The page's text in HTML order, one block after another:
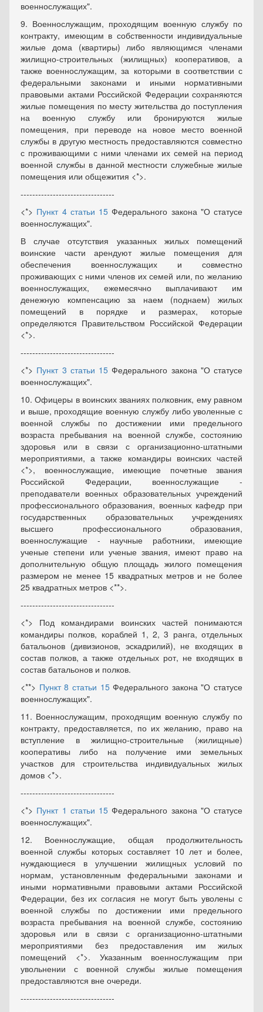
военнослужащих".
9. Военнослужащим, проходящим военную службу по
контракту, имеющим в собственности индивидуальные
жилые дома (квартиры) либо являющимся членами
жилищно-строительных (жилищных) кооперативов, а
также военнослужащим, за которыми в соответствии с
федеральными законами и иными нормативными
правовыми актами Российской Федерации сохраняются
жилые помещения по месту жительства до поступления
на военную службу или бронируются жилые
помещения, при переводе на новое место военной
службы в другую местность предоставляются совместно
с проживающими с ними членами их семей на период
военной службы в данной местности служебные жилые
помещения или общежития <*>.
--------------------------------
<*> Пункт 4 статьи 15 Федерального закона "О статусе
военнослужащих".
В случае отсутствия указанных жилых помещений
воинские части арендуют жилые помещения для
обеспечения военнослужащих и совместно
проживающих с ними членов их семей или, по желанию
военнослужащих, ежемесячно выплачивают им
денежную компенсацию за наем (поднаем) жилых
помещений в порядке и размерах, которые
определяются Правительством Российской Федерации
<*>.
--------------------------------
<*> Пункт 3 статьи 15 Федерального закона "О статусе
военнослужащих".
10. Офицеры в воинских званиях полковник, ему равном
и выше, проходящие военную службу либо уволенные с
военной службы по достижении ими предельного
возраста пребывания на военной службе, состоянию
здоровья или в связи с организационно-штатными
мероприятиями, а также командиры воинских частей
<*>, военнослужащие, имеющие почетные звания
Российской Федерации, военнослужащие -
преподаватели военных образовательных учреждений
профессионального образования, военных кафедр при
государственных образовательных учреждениях
высшего профессионального образования,
военнослужащие - научные работники, имеющие
ученые степени или ученые звания, имеют право на
дополнительную общую площадь жилого помещения
размером не менее 15 квадратных метров и не более
25 квадратных метров <**>.
--------------------------------
<*> Под командирами воинских частей понимаются
командиры полков, кораблей 1, 2, 3 ранга, отдельных
батальонов (дивизионов, эскадрилий), не входящих в
состав полков, а также отдельных рот, не входящих в
состав батальонов и полков.
<**> Пункт 8 статьи 15Федерального закона "О статусе
военнослужащих".
11. Военнослужащим, проходящим военную службу по
контракту, предоставляется, по их желанию, право на
вступление в жилищно-строительные (жилищные)
кооперативы либо на получение ими земельных
участков для строительства индивидуальных жилых
домов <*>.
--------------------------------
<*> Пункт 1 статьи 15 Федерального закона "О статусе
военнослужащих".
12. Военнослужащие, общая продолжительность
военной службы которых составляет 10 лет и более,
нуждающиеся в улучшении жилищных условий по
нормам, установленным федеральными законами и
иными нормативными правовыми актами Российской
Федерации, без их согласия не могут быть уволены с
военной службы по достижении ими предельного
возраста пребывания на военной службе, состоянию
здоровья или в связи с организационно-штатными
мероприятиями без предоставления им жилых
помещений <*>. Указанным военнослужащим при
увольнении с военной службы жилые помещения
предоставляются вне очереди.
--------------------------------